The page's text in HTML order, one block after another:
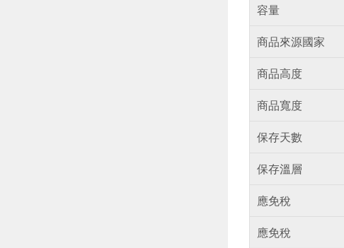
容量
商品來源國家
商品高度
商品寬度
保存天數
保存溫層
應免稅
應免稅